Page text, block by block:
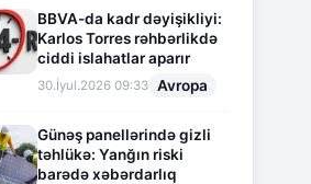
BBVA-da kadr dəyişikliyi:
Karlos Torres rəhbərlikdə
ciddi islahatlar aparır
30.İyul.2026 09:33 Avropa
Günəş panellərində gizli
təhlükə: Yanğın riski
barədə xəbərdarlıq